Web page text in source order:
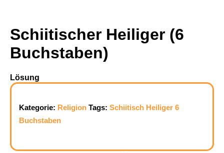
Schiitischer Heiliger (6
Buchstaben)
Lösung
Kategorie: Religion Tags: Schiitisch Heiliger 6
Buchstaben